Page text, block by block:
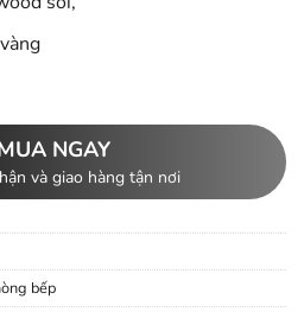
NGAY
và giao hàng tận nơi
bếp